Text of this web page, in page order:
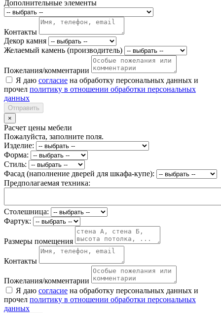
Дополнительные элементы
Контакты
Декор камня
Желаемый камень (производитель)
Пожелания/комментарии
Я даю согласие на обработку персональных данных и
прочел политику в отношении обработки персональных
данных
Отправить
×
Расчет цены мебели
Пожалуйста, заполните поля.
Изделие:
Форма:
Стиль:
Фасад (наполнение дверей для шкафа-купе):
Предполагаемая техника:
Столешница:
Фартук:
Размеры помещения
Контакты
Пожелания/комментарии
Я даю согласие на обработку персональных данных и
прочел политику в отношении обработки персональных
данных